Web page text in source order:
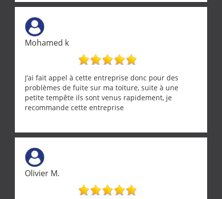
demande de l écoute et de la considération, ce qui
ne se trouve que chez les pationnés de leur métier.
Merci a ce monsieur pour sa disponibilité
Mohamed k
J’ai fait appel à cette entreprise donc pour des
problèmes de fuite sur ma toiture, suite à une
petite tempête ils sont venus rapidement, je
recommande cette entreprise
Olivier M.